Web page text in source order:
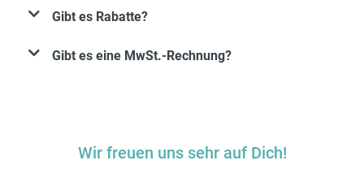
Gibt es Rabatte?
Gibt es eine MwSt.-Rechnung?
Wir freuen uns sehr auf Dich!